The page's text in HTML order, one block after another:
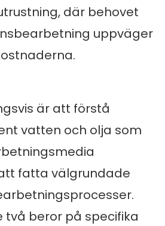
där behovet
uppväger
är att förstå
vatten och olja som
fatta välgrundade
två beror på specifika